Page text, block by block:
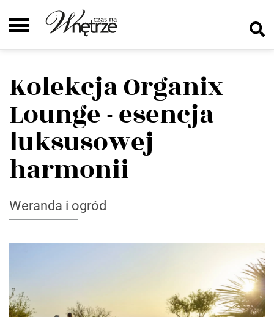
Kolekcja Organix
Lounge - esencja
luksusowej
harmonii
Weranda i ogród